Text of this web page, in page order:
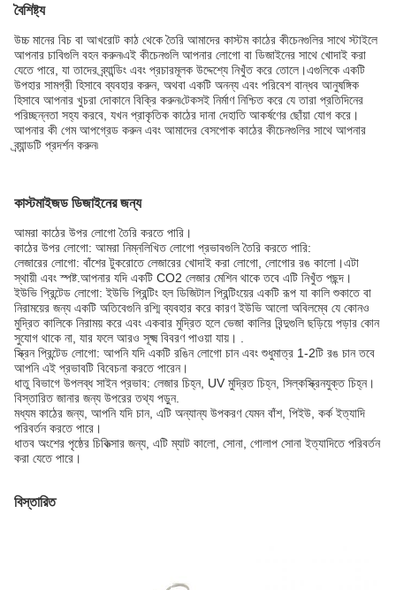
বৈশিষ্ট্য
উচ্চ মানের বিচ বা আখরোট কাঠ থেকে তৈরি আমাদের কাস্টম কাঠের কীচেনগুলির সাথে স্টাইলে
আপনার চাবিগুলি বহন করুন৷এই কীচেনগুলি আপনার লোগো বা ডিজাইনের সাথে খোদাই করা
যেতে পারে, যা তাদের ব্র্যান্ডিং এবং প্রচারমূলক উদ্দেশ্যে নিখুঁত করে তোলে।এগুলিকে একটি
উপহার সামগ্রী হিসাবে ব্যবহার করুন, অথবা একটি অনন্য এবং পরিবেশ বান্ধব আনুষঙ্গিক
হিসাবে আপনার খুচরা দোকানে বিক্রি করুন৷টেকসই নির্মাণ নিশ্চিত করে যে তারা প্রতিদিনের
পরিচ্ছন্নতা সহ্য করবে, যখন প্রাকৃতিক কাঠের দানা দেহাতি আকর্ষণের ছোঁয়া যোগ করে।
আপনার কী গেম আপগ্রেড করুন এবং আমাদের বেসপোক কাঠের কীচেনগুলির সাথে আপনার
ব্র্যান্ডটি প্রদর্শন করুন৷
কাস্টমাইজড ডিজাইনের জন্য
আমরা কাঠের উপর লোগো তৈরি করতে পারি।
কাঠের উপর লোগো: আমরা নিম্নলিখিত লোগো প্রভাবগুলি তৈরি করতে পারি:
লেজারের লোগো: বাঁশের টুকরোতে লেজারের খোদাই করা লোগো, লোগোর রঙ কালো।এটা
স্থায়ী এবং স্পষ্ট.আপনার যদি একটি CO2 লেজার মেশিন থাকে তবে এটি নিখুঁত পছন্দ।
ইউভি প্রিন্টেড লোগো: ইউভি প্রিন্টিং হল ডিজিটাল প্রিন্টিংয়ের একটি রূপ যা কালি শুকাতে বা
নিরাময়ের জন্য একটি অতিবেগুনি রশ্মি ব্যবহার করে কারণ ইউভি আলো অবিলম্বে যে কোনও
মুদ্রিত কালিকে নিরাময় করে এবং একবার মুদ্রিত হলে ভেজা কালির বিন্দুগুলি ছড়িয়ে পড়ার কোন
সুযোগ থাকে না, যার ফলে আরও সূক্ষ্ম বিবরণ পাওয়া যায়। .
স্ক্রিন প্রিন্টেড লোগো: আপনি যদি একটি রঙিন লোগো চান এবং শুধুমাত্র 1-2টি রঙ চান তবে
আপনি এই প্রভাবটি বিবেচনা করতে পারেন।
ধাতু বিভাগে উপলব্ধ সাইন প্রভাব: লেজার চিহ্ন, UV মুদ্রিত চিহ্ন, সিল্কস্ক্রিনযুক্ত চিহ্ন।
বিস্তারিত জানার জন্য উপরের তথ্য পড়ুন.
মধ্যম কাঠের জন্য, আপনি যদি চান, এটি অন্যান্য উপকরণ যেমন বাঁশ, পিইউ, কর্ক ইত্যাদি
পরিবর্তন করতে পারে।
ধাতব অংশের পৃষ্ঠের চিকিত্সার জন্য, এটি ম্যাট কালো, সোনা, গোলাপ সোনা ইত্যাদিতে পরিবর্তন
করা যেতে পারে।
বিস্তারিত